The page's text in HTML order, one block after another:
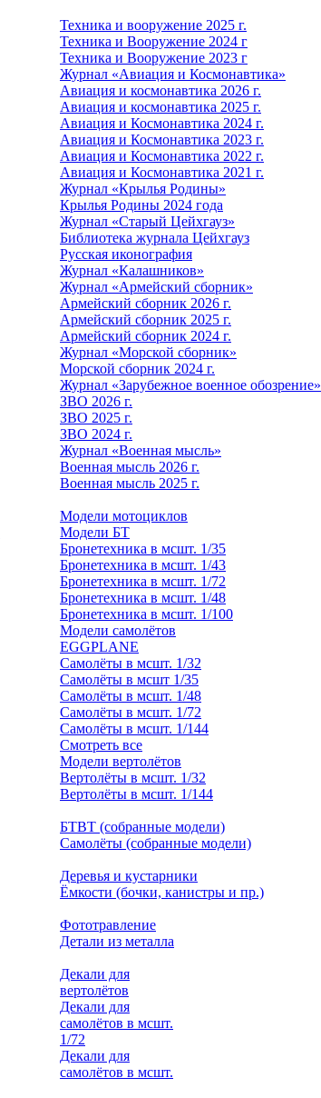
Техника и вооружение 2025 г.
Техника и Вооружение 2024 г
Техника и Вооружение 2023 г
Журнал «Авиация и Космонавтика»
Авиация и космонавтика 2026 г.
Авиация и космонавтика 2025 г.
Авиация и Космонавтика 2024 г.
Авиация и Космонавтика 2023 г.
Авиация и Космонавтика 2022 г.
Авиация и Космонавтика 2021 г.
Журнал «Крылья Родины»
Крылья Родины 2024 года
Журнал «Старый Цейхгауз»
Библиотека журнала Цейхгауз
Русская иконография
Журнал «Калашников»
Журнал «Армейский сборник»
Армейский сборник 2026 г.
Армейский сборник 2025 г.
Армейский сборник 2024 г.
Журнал «Морской сборник»
Морской сборник 2024 г.
Журнал «Зарубежное военное обозрение»
ЗВО 2026 г.
ЗВО 2025 г.
ЗВО 2024 г.
Журнал «Военная мысль»
Военная мысль 2026 г.
Военная мысль 2025 г.
Модели мотоциклов
Модели БТ
Бронетехника в мсшт. 1/35
Бронетехника в мсшт. 1/43
Бронетехника в мсшт. 1/72
Бронетехника в мсшт. 1/48
Бронетехника в мсшт. 1/100
Модели самолётов
EGGPLANE
Самолёты в мсшт. 1/32
Самолёты в мсшт 1/35
Самолёты в мсшт. 1/48
Самолёты в мсшт. 1/72
Самолёты в мсшт. 1/144
Смотреть все
Модели вертолётов
Вертолёты в мсшт. 1/32
Вертолёты в мсшт. 1/144
БТВТ (собранные модели)
Самолёты (собранные модели)
Деревья и кустарники
Ёмкости (бочки, канистры и пр.)
Фототравление
Детали из металла
Декали для
вертолётов
Декали для
самолётов в мсшт.
1/72
Декали для
самолётов в мсшт.